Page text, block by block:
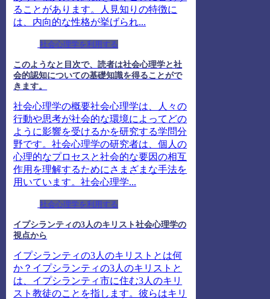
ることがあります。人見知りの特徴に
は、内向的な性格が挙げられ...
社会心理学を利用する
このようなと目次で、読者は社会心理学と社
会的認知についての基礎知識を得ることがで
きます。
社会心理学の概要社会心理学は、人々の
行動や思考が社会的な環境によってどの
ように影響を受けるかを研究する学問分
野です。社会心理学の研究者は、個人の
心理的なプロセスと社会的な要因の相互
作用を理解するためにさまざまな手法を
用いています。社会心理学...
社会心理学を利用する
イプシランティの3人のキリスト社会心理学の
視点から
イプシランティの3人のキリストとは何
か？イプシランティの3人のキリストと
は、イプシランティ市に住む3人のキリ
スト教徒のことを指します。彼らはキリ